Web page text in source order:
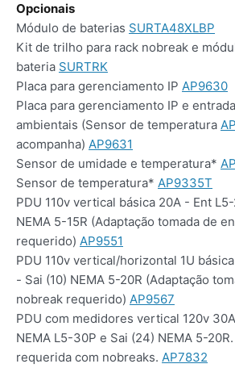
Opcionais
Módulo de baterias SURTA48XLBP
Kit de trilho para rack nobreak e
bateria SURTRK
Placa para gerenciamento IP AP9630
Placa para gerenciamento IP e
ambientais (Sensor de temperatura
acompanha) AP9631
Sensor de umidade e temperatura*
Sensor de temperatura* AP9335T
PDU 110v vertical básica 20A - Ent
NEMA 5-15R (Adaptação tomada de
requerido) AP9551
PDU 110v vertical/horizontal 1U
- Sai (10) NEMA 5-20R (Adaptação
nobreak requerido) AP9567
PDU com medidores vertical 120v
NEMA L5-30P e Sai (24) NEMA 5-
requerida com nobreaks. AP7832